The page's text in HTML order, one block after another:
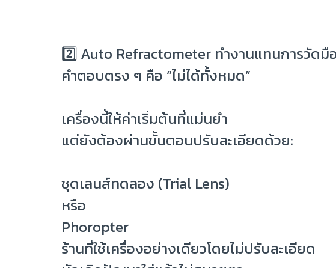
2️⃣ Auto Refractometer ทำงานแทนการวัดมื
คำตอบตรง ๆ คือ “ไม่ได้ทั้งหมด”
เครื่องนี้ให้ค่าเริ่มต้นที่แม่นยำ
แต่ยังต้องผ่านขั้นตอนปรับละเอียดด้วย:
ชุดเลนส์ทดลอง (Trial Lens)
หรือ
Phoropter
ร้านที่ใช้เครื่องอย่างเดียวโดยไม่ปรับละเอียด